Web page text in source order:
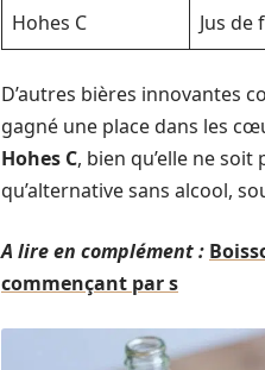
Hohes C
Jus de
D’autres bières innovantes
gagné une place dans les
Hohes C, bien qu’elle ne
qu’alternative sans alcool,
A lire en complément :
commençant par s